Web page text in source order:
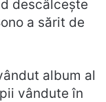
descâlcește
a sărit de
album al
vândute în